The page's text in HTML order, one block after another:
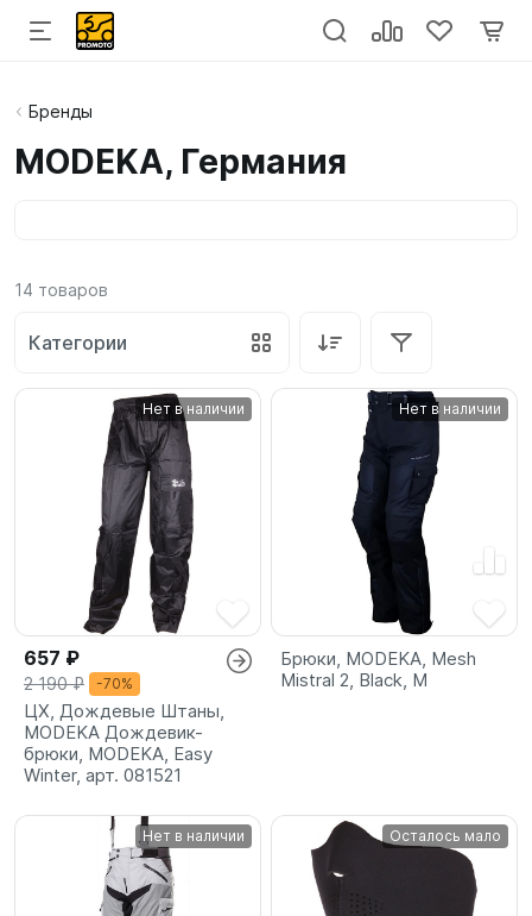
Бренды
MODEKA, Германия
14 товаров
Категории
Нет в наличии
657 ₽
2 190 ₽ -70%
ЦX, Дождевые Штаны,
MODEKA Дождевик-
брюки, MODEKA, Easy
Winter, арт. 081521
Нет в наличии
Брюки, MODEKA, Mesh
Mistral 2, Black, M
Нет в наличии Осталось мало